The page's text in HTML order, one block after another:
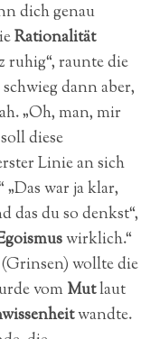
dich genau
Rationalität
ruhig“, raunte die
dann aber,
„Oh, man, mir
diese
Linie an sich
war ja klar,
das du so denkst“,
wirklich.“
wollte die
vom Mutlaut
wandte.